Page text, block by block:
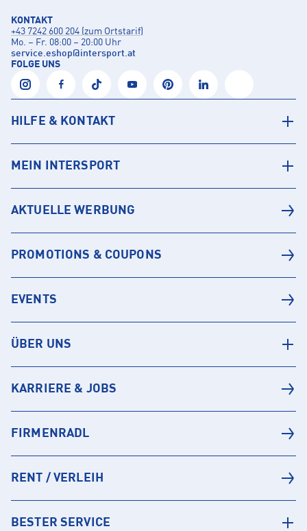
KONTAKT
+43 7242 600 204 (zum Ortstarif)
Mo. – Fr. 08:00 – 20:00 Uhr
service.eshop@intersport.at
FOLGE UNS
HILFE & KONTAKT
MEIN INTERSPORT
AKTUELLE WERBUNG
PROMOTIONS & COUPONS
EVENTS
ÜBER UNS
KARRIERE & JOBS
FIRMENRADL
RENT / VERLEIH
BESTER SERVICE